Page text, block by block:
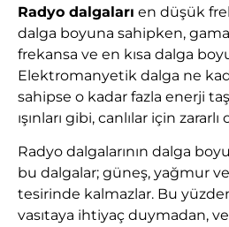
Radyo dalgaları en düşük
dalga boyuna sahipken, gama
frekansa ve en kısa dalga
Elektromanyetik dalga ne
sahipse o kadar fazla enerji
ışınları gibi, canlılar için zararlı
Radyo dalgalarının dalga
bu dalgalar; güneş, yağmur
tesirinde kalmazlar. Bu
vasıtaya ihtiyaç duymadan,